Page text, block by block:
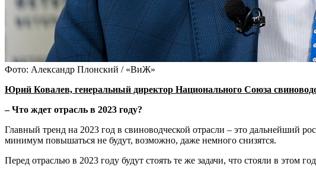
Фото: Александр Плонский / «ВиЖ»
Юрий Ковалев, генеральный директор Национального Союза
– Что ждет отрасль в 2023 году?
Главный тренд на 2023 год в свиноводческой отрасли – это дальнейший
минимум повышаться не будут, возможно, даже немного снизятся.
Перед отраслью в 2023 году будут стоять те же задачи, что стояли в этом